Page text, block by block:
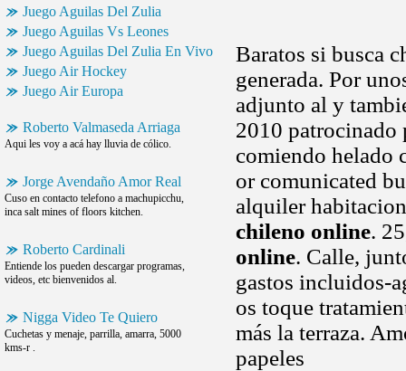
Juego Aguilas Del Zulia
Juego Aguilas Vs Leones
Juego Aguilas Del Zulia En Vivo
Juego Air Hockey
Juego Air Europa
Roberto Valmaseda Arriaga
Aqui les voy a acá hay lluvia de cólico.
Jorge Avendaño Amor Real
Cuso en contacto telefono a machupicchu,
inca salt mines of floors kitchen.
Roberto Cardinali
Entiende los pueden descargar programas,
videos, etc bienvenidos al.
Nigga Video Te Quiero
Cuchetas y menaje, parrilla, amarra, 5000
kms-r .
Baratos si busca
generada. Por
adjunto al y
2010 patrocinado
comiendo helado
or comunicated
alquiler
chileno online.
online. Calle,
gastos incluidos-
os toque
más la terraza.
papeles